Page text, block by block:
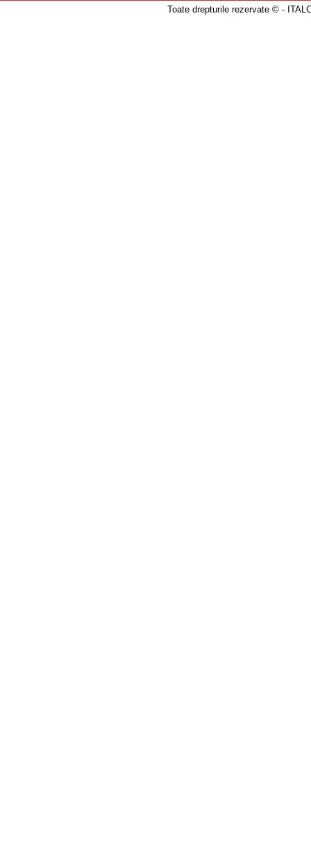
Toate drepturile rezervate © -